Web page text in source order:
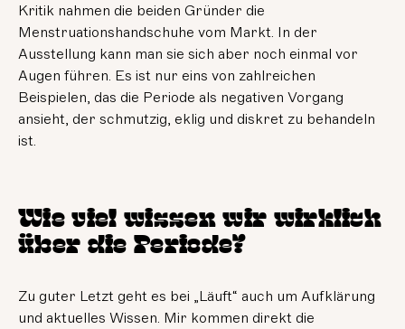
Kritik nahmen die beiden Gründer die
Menstruationshandschuhe vom Markt. In der
Ausstellung kann man sie sich aber noch einmal vor
Augen führen. Es ist nur eins von zahlreichen
Beispielen, das die Periode als negativen Vorgang
ansieht, der schmutzig, eklig und diskret zu behandeln
ist.
Wie viel wissen wir wirklich
über die Periode?
Zu guter Letzt geht es bei „Läuft“ auch um Aufklärung
und aktuelles Wissen. Mir kommen direkt die